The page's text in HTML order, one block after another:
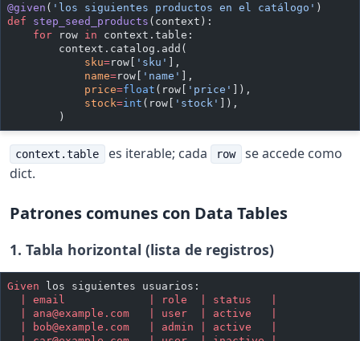
@given ( 'los siguientes productos en el catálogo' )
def step_seed_products (context):
    for
row in context.table:
        context.catalog.add(
            sku
=row[ 'sku'
],
            name
=row[ 'name'
],
            price
=float (row[ 'price'
]),
            stock
=int (row[ 'stock'
]),
        )
context.table es iterable; cada row
se accede como
dict.
Patrones comunes con Data Tables
1. Tabla horizontal (lista de registros)
Given
los siguientes usuarios:
  | email             | role  | status   |
ana@example.com
   | user  | active   |
bob@example.com
   | admin | active   |